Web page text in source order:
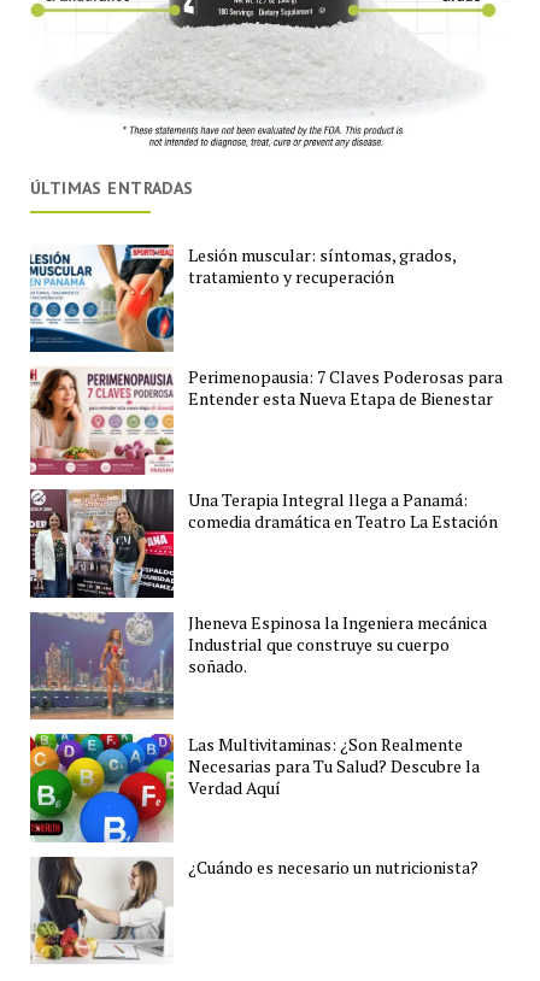
ÚLTIMAS ENTRADAS
Lesión muscular: síntomas, grados,
tratamiento y recuperación
Perimenopausia: 7 Claves Poderosas para
Entender esta Nueva Etapa de Bienestar
Una Terapia Integral llega a Panamá:
comedia dramática en Teatro La Estación
Jheneva Espinosa la Ingeniera mecánica
Industrial que construye su cuerpo
soñado.
Las Multivitaminas: ¿Son Realmente
Necesarias para Tu Salud? Descubre la
Verdad Aquí
¿Cuándo es necesario un nutricionista?